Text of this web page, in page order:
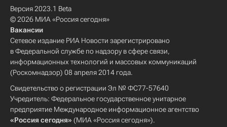
Версия 2023.1 Beta
© 2026 МИА «Россия сегодня»
Вакансии
Сетевое издание РИА Новости зарегистрировано
в Федеральной службе по надзору в сфере связи,
информационных технологий и массовых коммуникаций
(Роскомнадзор) 08 апреля 2014 года.
Свидетельство о регистрации Эл № ФС77-57640
Учредитель: Федеральное государственное унитарное
предприятие Международное информационное агентство
«Россия сегодня» (МИА «Россия сегодня»).